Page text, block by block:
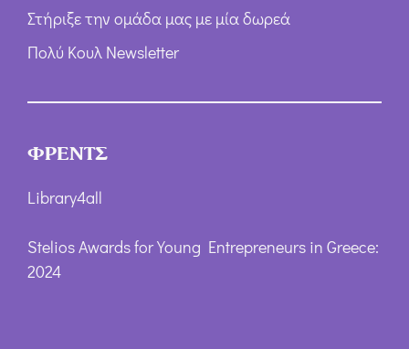
Στήριξε την ομάδα μας με μία δωρεά
Πολύ Κουλ Newsletter
ΦΡΕΝΤΣ
Library4all
Stelios Awards for Young Entrepreneurs in Greece:
2024